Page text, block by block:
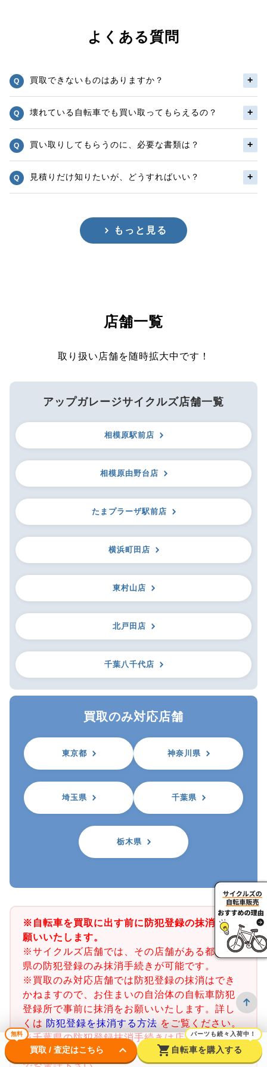
よくある質問
買取できないものはありますか？
壊れている自転車でも買い取ってもらえるの？
買い取りしてもらうのに、必要な書類は？
見積りだけ知りたいが、どうすればいい？
もっと見る
店舗一覧
取り扱い店舗を随時拡大中です！
アップガレージサイクルズ店舗一覧
相模原駅前店
相模原由野台店
たまプラーザ駅前店
横浜町田店
東村山店
北戸田店
千葉八千代店
買取のみ対応店舗
東京都 神奈川県
埼玉県 千葉県
栃木県
※自転車を買取に出す前に防犯登録の抹消をお
願いいたします。
※サイクルズ店舗では、その店舗がある都道府
県の防犯登録のみ抹消手続きが可能です。
※買取のみ対応店舗では防犯登録の抹消はでき
かねますので、お住まいの自治体の自転車防犯
登録所で事前に抹消をお願いいたします。詳し
くは 防犯登録を抹消する方法 をご覧ください。
※千葉県の防犯登録抹消手続きは店舗で行うこ
とができません。千葉県内の警察署又は交番ま
無料
買取 / 査定はこちら keyboard_arrow_down shopping_cart
パーツも続々入荷中！
自転車を購入する